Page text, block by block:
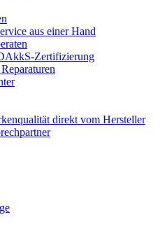
aus einer Hand
Zertifizierung
direkt vom Hersteller